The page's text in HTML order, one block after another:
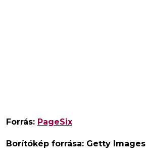
Forrás: PageSix
Borítókép forrása: Getty Images